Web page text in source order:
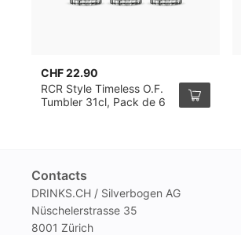
CHF 22.90
RCR Style Timeless O.F.
Tumbler 31cl, Pack de 6
Contacts
DRINKS.CH / Silverbogen AG
Nüschelerstrasse 35
8001 Zürich